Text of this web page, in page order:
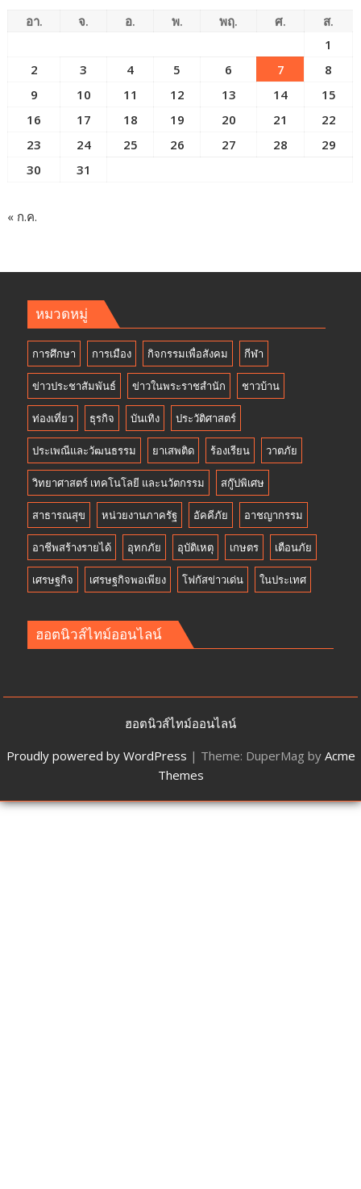
อา. จ. อ. พ. พฤ. ศ.
ส.
1
2
3 4 5 6 7
8
9
10 11 12 13 14
15
16
17 18 19 20 21
22
23
24 25 26 27 28
29
30
31
« ก.ค.
หมวดหมู่
การศึกษา การเมือง กิจกรรมเพื่อสังคม กีฬา
ข่าวประชาสัมพันธ์ ข่าวในพระราชสำนัก ชาวบ้าน
ท่องเที่ยว ธุรกิจ บันเทิง ประวัติศาสตร์
ประเพณีและวัฒนธรรม ยาเสพติด ร้องเรียน วาตภัย
วิทยาศาสตร์ เทคโนโลยี และนวัตกรรม สกู๊ปพิเศษ
สาธารณสุข หน่วยงานภาครัฐ อัคคีภัย อาชญากรรม
อาชีพสร้างรายได้ อุทกภัย อุบัติเหตุ เกษตร เตือนภัย
เศรษฐกิจ เศรษฐกิจพอเพียง โฟกัสข่าวเด่น ในประเทศ
ฮอตนิวส์ไทม์ออนไลน์
ฮอตนิวส์ไทม์ออนไลน์
Proudly powered by WordPress | Theme: DuperMag by Acme
Themes